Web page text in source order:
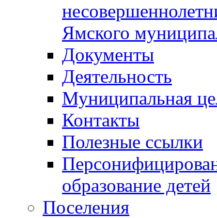
Ямского
Документы
Деятельность
Муниципальная
Контакты
Полезные ссылки
образование детей
Поселения